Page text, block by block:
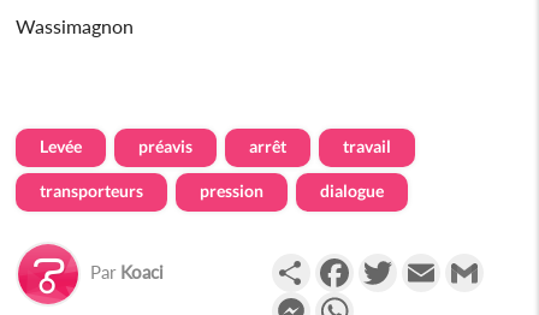
Wassimagnon
Levée préavis arrêt travail
transporteurs pression dialogue
Par Koaci PartagerFacebookTwitterEmail
Messenger